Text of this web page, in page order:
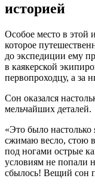
историей
Особое место в этой
которое
до экспедиции ему
в каякерской
первопроходцу, а за
Сон оказался
мельчайших деталей.
«Это было
сжимаю весло, стою
под ногами острые
условиям не попали
сбылось! Вещий сон